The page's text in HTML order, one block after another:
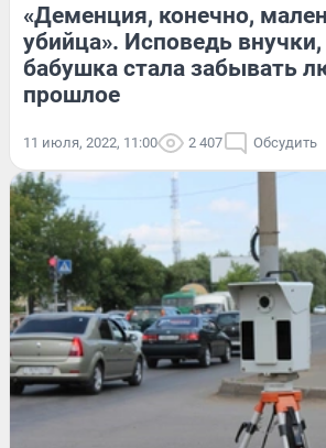
«Деменция, конечно,
убийца». Исповедь внучки,
бабушка стала забывать
прошлое
11 июля, 2022, 11:00 2 407 Обсудить